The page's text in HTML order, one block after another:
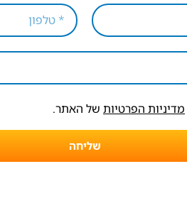
מדיניות הפרטיות של האתר.
שליחה